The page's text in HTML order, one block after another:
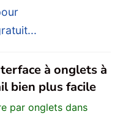
à onglets à
bien plus facile
par onglets dans